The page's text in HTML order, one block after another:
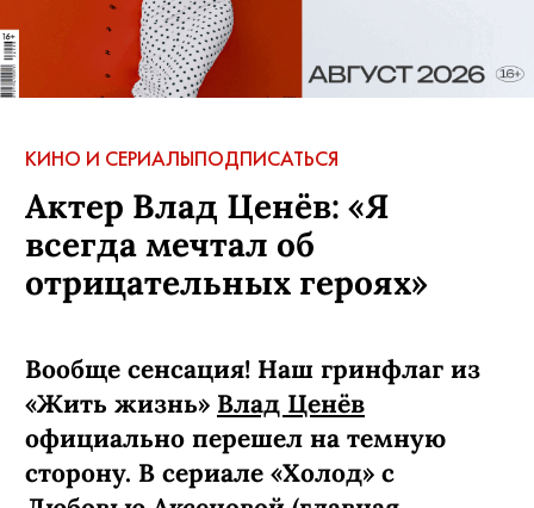
КИНО И СЕРИАЛЫПОДПИСАТЬСЯ
Актер Влад Ценёв: «Я
всегда мечтал об
отрицательных героях»
Вообще сенсация! Наш гринфлаг из
«Жить жизнь» Влад Ценёв
официально перешел на темную
сторону. В сериале «Холод» с